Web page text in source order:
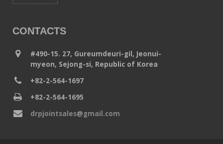
CONTACTS
#490-15. 27, Gureumdeuri-gil, Jeonui-
myeon, Sejong-si, Republic of Korea
+82-2-564-1697
+82-2-564-1695
drpjointsales@gmail.com